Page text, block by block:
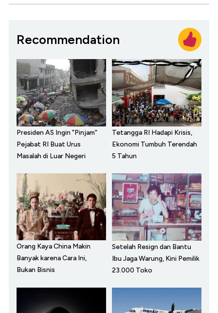
Recommendation
Presiden AS Ingin "Pinjam"
Pejabat RI Buat Urus
Masalah di Luar Negeri
Tetangga RI Hadapi Krisis,
Ekonomi Tumbuh Terendah
5 Tahun
Orang Kaya China Makin
Banyak karena Cara Ini,
Bukan Bisnis
Setelah Resign dan Bantu
Ibu Jaga Warung, Kini Pemilik
23.000 Toko